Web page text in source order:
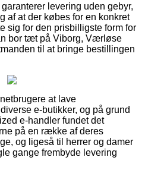
levering uden gebyr,
af at der købes for en konkret
sig for den prisbilligste form for
bor tæt på Viborg, Værløse
til at bringe bestillingen
at lave
e-butikker, og på grund
e-handler fundet det
på en række af deres
og ligeså til herrer og damer
gange frembyde levering